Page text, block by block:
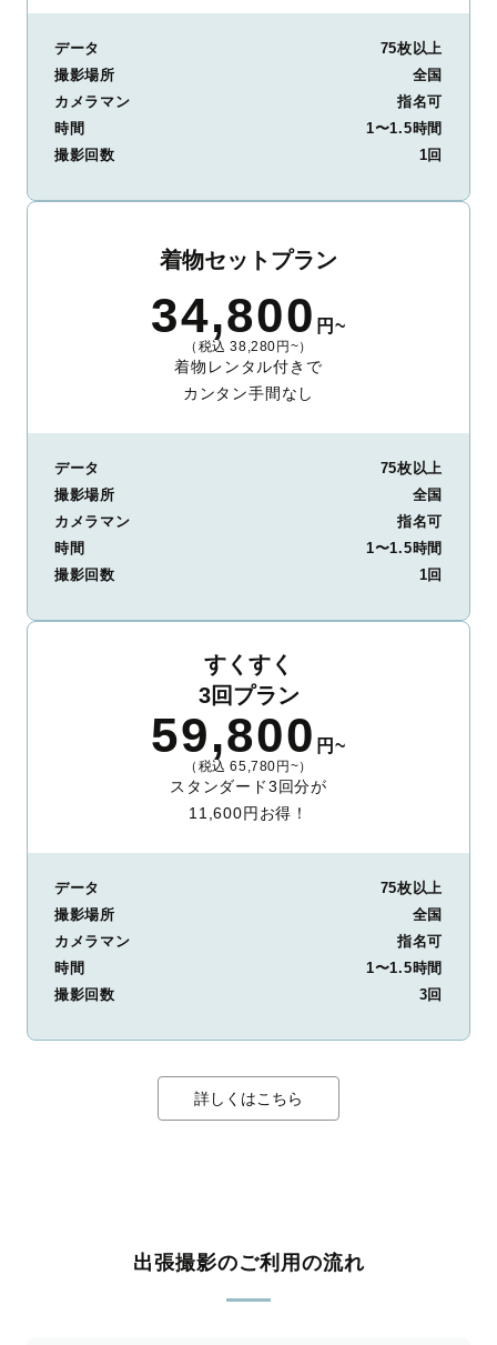
データ
75枚以上
撮影場所
全国
カメラマン
指名可
時間
1〜1.5時間
撮影回数
1回
着物セットプラン
34,800 円~
（税込 38,280円~）
着物レンタル付きで
カンタン手間なし
データ
75枚以上
撮影場所
全国
カメラマン
指名可
時間
1〜1.5時間
撮影回数
1回
すくすく
3回プラン
59,800 円~
（税込 65,780円~）
スタンダード3回分が
11,600円お得！
データ
75枚以上
撮影場所
全国
カメラマン
指名可
時間
1〜1.5時間
撮影回数
3回
詳しくはこちら
出張撮影のご利用の流れ